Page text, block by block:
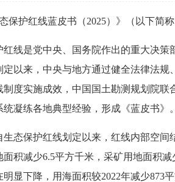
保护红线蓝皮书（2025）》（以下简
线是党中央、国务院作出的重大决
以来，中央与地方通过健全法律法
度实施成效，中国国土勘测规划院
凝练各地典型经验，形成《蓝皮书》。
生态保护红线划定以来，红线内部空
积减少6.5平方千米，采矿用地面积
显下降，用海面积较2022年减少873